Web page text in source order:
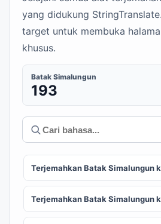
yang didukung
target untuk membuka
khusus.
Batak Simalungun
193
Terjemahkan Batak Simalungun
Terjemahkan Batak Simalungun